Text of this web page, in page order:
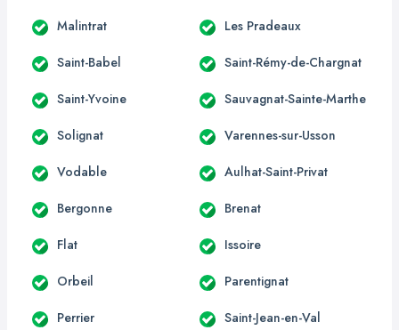
Malintrat Les Pradeaux
Saint-Babel Saint-Rémy-de-Chargnat
Saint-Yvoine Sauvagnat-Sainte-Marthe
Solignat Varennes-sur-Usson
Vodable Aulhat-Saint-Privat
Bergonne Brenat
Flat Issoire
Orbeil Parentignat
Perrier Saint-Jean-en-Val